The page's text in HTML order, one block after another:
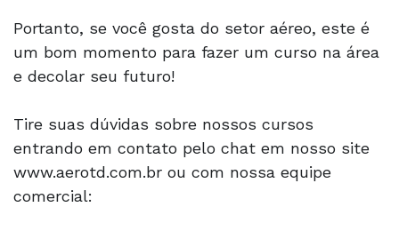
Portanto, se você gosta do setor aéreo, este é
um bom momento para fazer um curso na área
e decolar seu futuro!
Tire suas dúvidas sobre nossos cursos
entrando em contato pelo chat em nosso site
www.aerotd.com.br ou com nossa equipe
comercial: